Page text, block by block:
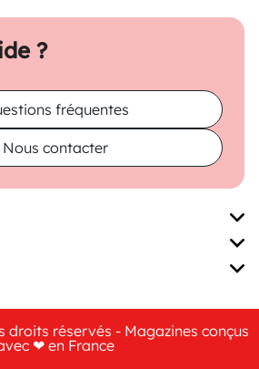
?
fréquentes
Nous contacter
droits réservés - Magazines conçus
❤ en France